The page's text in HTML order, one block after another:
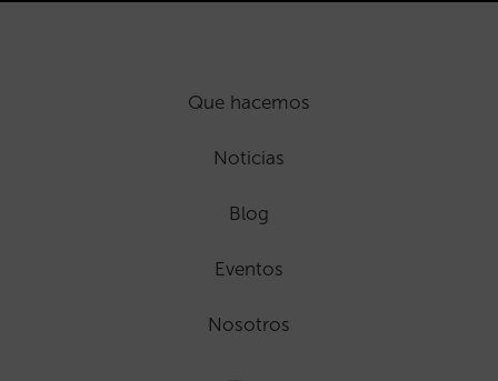
Que hacemos
Noticias
Blog
Eventos
Nosotros